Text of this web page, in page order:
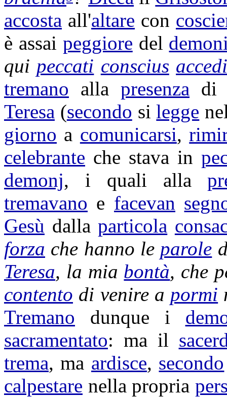
accosta all'altare con
è assai peggiore del
qui peccati conscius
tremano alla presenza
Teresa (secondo silegge
giorno a comunicarsi,
celebrante che stava in
demonj, i quali alla
tremavano e facevan
Gesù dallaparticola
forza che hanno le parole
Teresa, la mia bontà, che
contento di venire a pormi
Tremano dunque i
sacramentato: ma il
trema, ma ardisce, secondo
calpestare nella propria